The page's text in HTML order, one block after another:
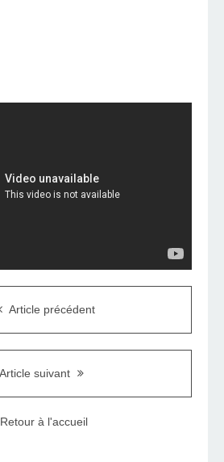
Article précédent
Article suivant
Retour à l'accueil